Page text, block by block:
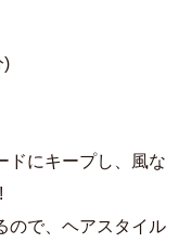
)
ドにキープし、風な
ので、ヘアスタイル